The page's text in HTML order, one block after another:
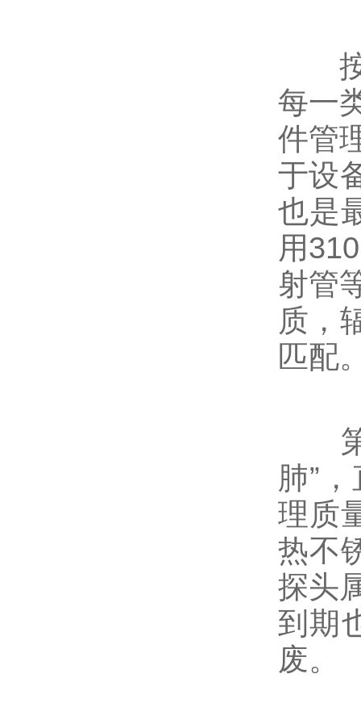
按
每一
件管
于设
也是
用
射管
质，
匹配
第
肺”
理质
热不
探头
到期
废。